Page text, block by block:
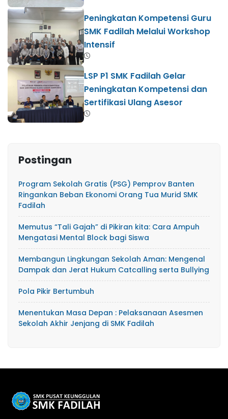
Peningkatan Kompetensi Guru
SMK Fadilah Melalui Workshop
Intensif
LSP P1 SMK Fadilah Gelar
Peningkatan Kompetensi dan
Sertifikasi Ulang Asesor
Postingan
Program Sekolah Gratis (PSG) Pemprov Banten
Ringankan Beban Ekonomi Orang Tua Murid SMK
Fadilah
Memutus “Tali Gajah” di Pikiran kita: Cara Ampuh
Mengatasi Mental Block bagi Siswa
​Membangun Lingkungan Sekolah Aman: Mengenal
Dampak dan Jerat Hukum Catcalling serta Bullying
Pola Pikir Bertumbuh
Menentukan Masa Depan : Pelaksanaan Asesmen
Sekolah Akhir Jenjang di SMK Fadilah